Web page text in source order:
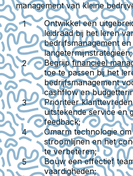
management van kleine
Ontwikkel een
leidraad bij het leren
bedrijfsmanagement
langetermijnstrategieën;
Begrijpfinancieel
toe te passen bij het
bedrijfsmanagement
cashflow en
Prioriteer
uitstekende service en
feedback;
Omarm technologieom
stroomlijnen en het
te verbeteren;
Bouw een effectief
vaardigheden;